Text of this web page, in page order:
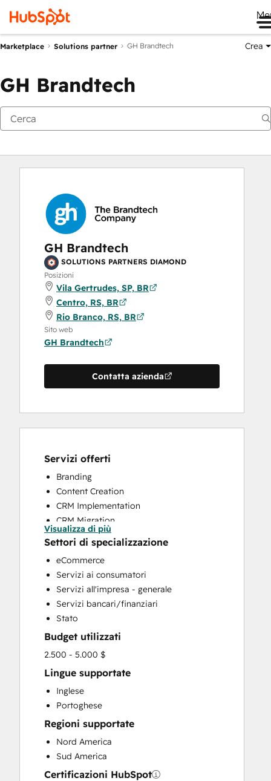
Marketplace Solutions partner GH Brandtech Crea
GH Brandtech
GH Brandtech
SOLUTIONS PARTNERS DIAMOND
Posizioni
Vila Gertrudes, SP, BR
Centro, RS, BR
Rio Branco, RS, BR
Sito web
GH Brandtech
Contatta azienda
Servizi offerti
Branding
Content Creation
CRM Implementation
CRM Migration
Full Inbound Marketing Services
HubSpot Onboarding
Sales and Marketing Alignment
Sales Enablement
Search Engine Optimization
Website Design
Visualizza di più
Settori di specializzazione
eCommerce
Servizi ai consumatori
Servizi all'impresa - generale
Servizi bancari/finanziari
Stato
Budget utilizzati
2.500 - 5.000 $
Lingue supportate
Inglese
Portoghese
Regioni supportate
Nord America
Sud America
Certificazioni HubSpot